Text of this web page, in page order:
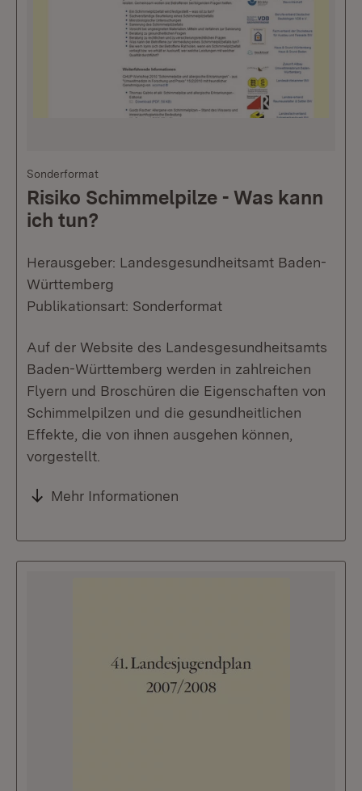
Sonderformat
Risiko Schimmelpilze - Was kann
ich tun?
Herausgeber: Landesgesundheitsamt Baden-
Württemberg
Publikationsart: Sonderformat
Auf der Website des Landesgesundheitsamts
Baden-Württemberg werden in zahlreichen
Flyern und Broschüren die Eigenschaften von
Schimmelpilzen und die gesundheitlichen
Effekte, die von ihnen ausgehen können,
vorgestellt.
Mehr Informationen